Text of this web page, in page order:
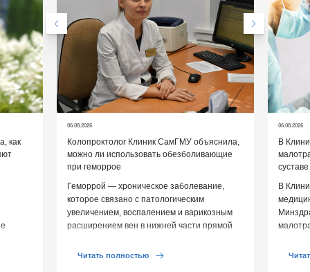
как
06.08.2026
Колопроктолог Клиник СамГМУ объяснила,
можно ли использовать обезболивающие
при геморрое
Геморрой — хроническое заболевание,
которое связано с патологическим
увеличением, воспалением и варикозным
расширением вен в нижней части прямой
обострении […]
Читать полностью
06.08.2026
В
суставе
В